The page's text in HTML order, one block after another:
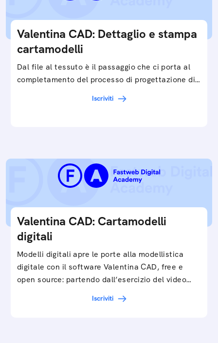
Valentina CAD: Dettaglio e stampa
cartamodelli
Dal file al tessuto è il passaggio che ci porta al
completamento del processo di progettazione di
Iscriviti
Valentina CAD: Cartamodelli
digitali
Modelli digitali apre le porte alla modellistica
digitale con il software Valentina CAD, free e
open source: partendo dall’esercizio del video…
Iscriviti